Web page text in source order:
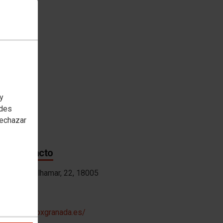
de contacto
Calle Alhamar, 22, 18005